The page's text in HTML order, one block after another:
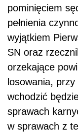
pominięciem
pełnienia
wyjątkiem
SN oraz
orzekające
losowania, przy
wchodzić
sprawach
w sprawach z